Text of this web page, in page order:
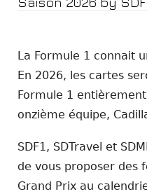
La Formule 1 connait
En 2026, les cartes
Formule 1
onzième équipe,
SDF1, SDTravel et
de vous proposer des
Grand Prix au